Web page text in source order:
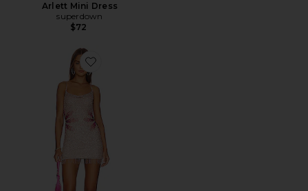
Arlett Mini Dress
superdown
$72
Favorite Bellini Sequin Dress